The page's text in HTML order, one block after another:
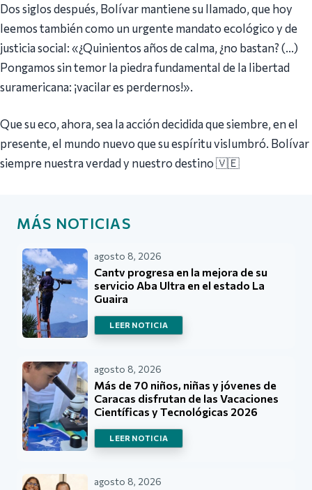
Dos siglos después, Bolívar mantiene su llamado, que hoy
leemos también como un urgente mandato ecológico y de
justicia social: «¿Quinientos años de calma, ¿no bastan? (…)
Pongamos sin temor la piedra fundamental de la libertad
suramericana: ¡vacilar es perdernos!».
Que su eco, ahora, sea la acción decidida que siembre, en el
presente, el mundo nuevo que su espíritu vislumbró. Bolívar
siempre nuestra verdad y nuestro destino 🇻🇪
MÁS NOTICIAS
agosto 8, 2026
Cantv progresa en la mejora de su
servicio Aba Ultra en el estado La
Guaira
LEER NOTICIA
agosto 8, 2026
Más de 70 niños, niñas y jóvenes de
Caracas disfrutan de las Vacaciones
Científicas y Tecnológicas 2026
LEER NOTICIA
agosto 8, 2026